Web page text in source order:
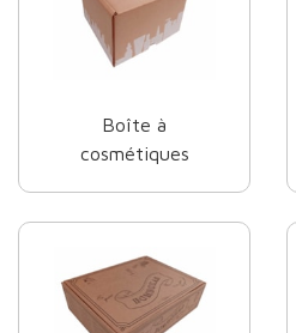
Boîte à
cosmétiques